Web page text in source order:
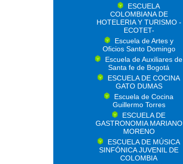
ESCUELA
COLOMBIANA DE
HOTELERIA Y TURISMO -
ECOTET-
Escuela de Artes y
Oficios Santo Domingo
Escuela de Auxiliares de
Santa fe de Bogotá
ESCUELA DE COCINA
GATO DUMAS
Escuela de Cocina
Guillermo Torres
ESCUELA DE
GASTRONOMIA MARIANO
MORENO
ESCUELA DE MÚSICA
SINFÓNICA JUVENIL DE
COLOMBIA